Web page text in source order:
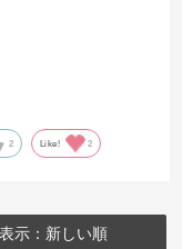
2 Like! 2
表示：新しい順